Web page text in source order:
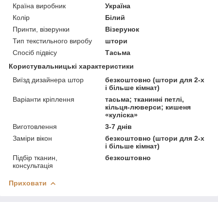
Країна виробник
Україна
Колір
Білий
Принти, візерунки
Візерунок
Тип текстильного виробу
штори
Спосіб підвісу
Тасьма
Користувальницькі характеристики
Виїзд дизайнера штор
безкоштовно (штори для 2-х
і більше кімнат)
Варіанти кріплення
тасьма; тканинні петлі,
кільця-люверси; кишеня
«куліска»
Виготовлення
3-7 днів
Заміри вікон
безкоштовно (штори для 2-х
і більше кімнат)
Підбір тканин,
консультація
безкоштовно
Приховати